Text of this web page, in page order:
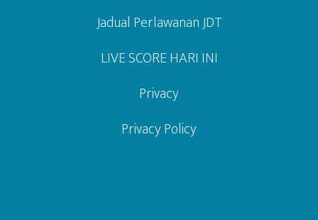
Jadual Perlawanan JDT
LIVE SCORE HARI INI
Privacy
Privacy Policy